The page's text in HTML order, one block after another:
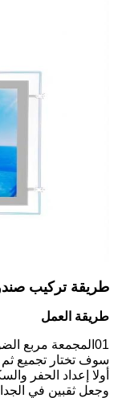
طريقة تركيب
طريقة العمل
01المجمعة مربع
سوف تختار تجميع
أولا إعداد الحفر
وجعل ثقبين في